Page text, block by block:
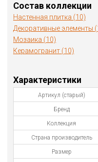
Состав коллекции
Настенная плитка (10)
Декоративные элементы
Мозаика (10)
Керамогранит (10)
Характеристики
Артикул (старый)
Бренд
Коллекция
Страна производитель
Размер